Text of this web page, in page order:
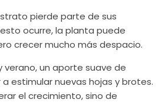
pierde parte de sus
ocurre, la planta puede
crecer mucho más despacio.
verano, un aporte suave de
estimular nuevas hojas y brotes.
el crecimiento, sino de